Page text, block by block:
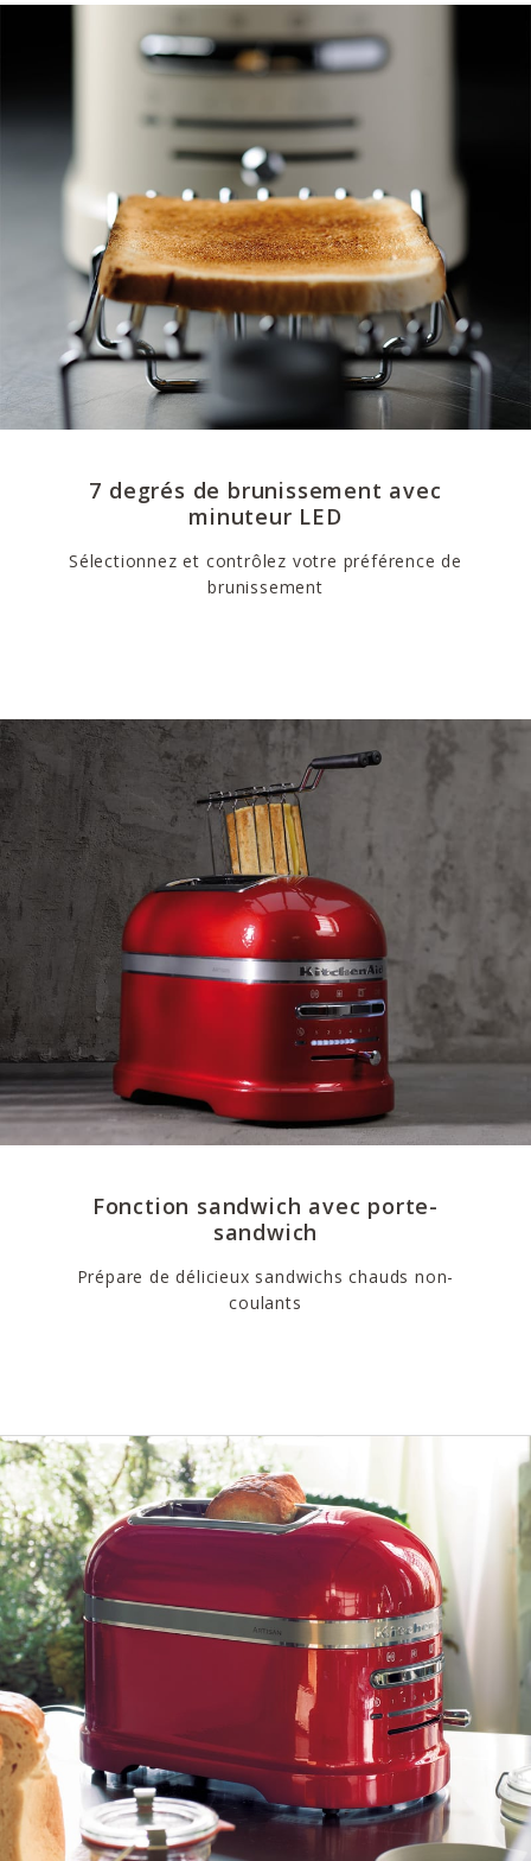
7 degrés de brunissement avec
minuteur LED
Sélectionnez et contrôlez votre préférence de
brunissement
Fonction sandwich avec porte-
sandwich
Prépare de délicieux sandwichs chauds non-
coulants